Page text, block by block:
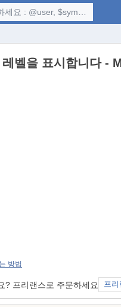
요 : @user, $symbol, ...
벨을 표시합니다 -
방법
? 프리랜스로 주문하세요 프리